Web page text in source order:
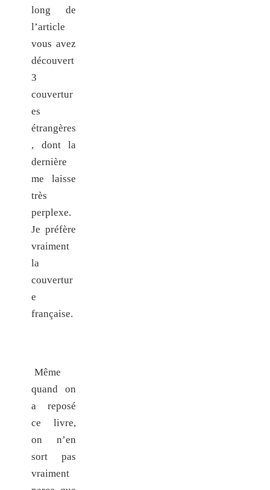
long de
l’article
vous avez
découvert
3
couvertur
es
étrangères
, dont la
dernière
me laisse
très
perplexe.
Je préfère
vraiment
la
couvertur
e
française.
Même
quand on
a reposé
ce livre,
on n’en
sort pas
vraiment